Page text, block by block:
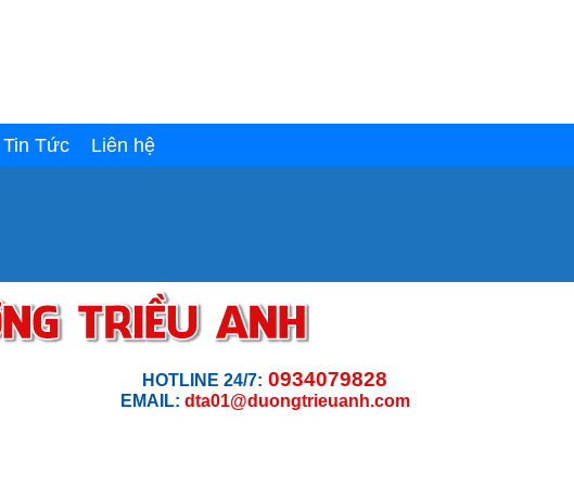
HOTLINE 24/7: 0934079828
EMAIL: dta01@duongtrieuanh.com
Tin Tức Liên hệ